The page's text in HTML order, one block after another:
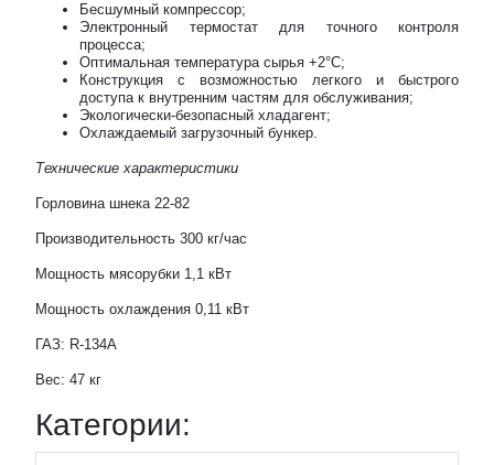
Бесшумный компрессор;
Электронный термостат для точного контроля
процесса;
Оптимальная температура сырья +2°С;
Конструкция с возможностью легкого и быстрого
доступа к внутренним частям для обслуживания;
Экологически-безопасный хладагент;
Охлаждаемый загрузочный бункер.
Технические характеристики
Горловина шнека 22-82
Производительность 300 кг/час
Мощность мясорубки 1,1 кВт
Мощность охлаждения 0,11 кВт
ГАЗ: R-134A
Вес: 47 кг
Категории: